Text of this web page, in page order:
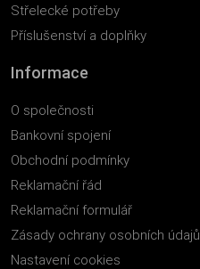
Střelecké potřeby
Příslušenství a doplňky
Informace
O společnosti
Bankovní spojení
Obchodní podmínky
Reklamační řád
Reklamační formulář
Zásady ochrany osobních údajů
Nastavení cookies